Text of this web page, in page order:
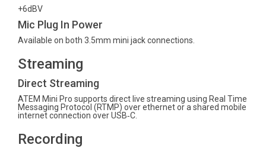
+6dBV
Mic Plug In Power
Available on both 3.5mm mini jack connections.
Streaming
Direct Streaming
ATEM Mini Pro supports direct live streaming using Real Time
Messaging Protocol (RTMP) over ethernet or a shared mobile
internet connection over USB‑C.
Recording